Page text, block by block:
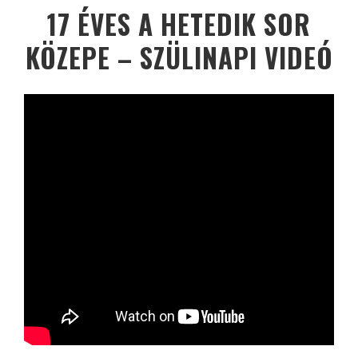
17 ÉVES A HETEDIK SOR
KÖZEPE – SZÜLINAPI VIDEÓ